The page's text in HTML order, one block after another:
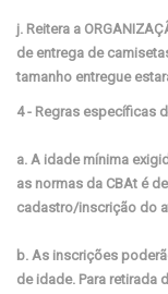
j. Reitera a
de entrega de
tamanho entregue
4 - Regras específicas
a. A idade mínima
as normas da CBAt é
cadastro/inscrição do
b. As inscrições
de idade. Para retirada